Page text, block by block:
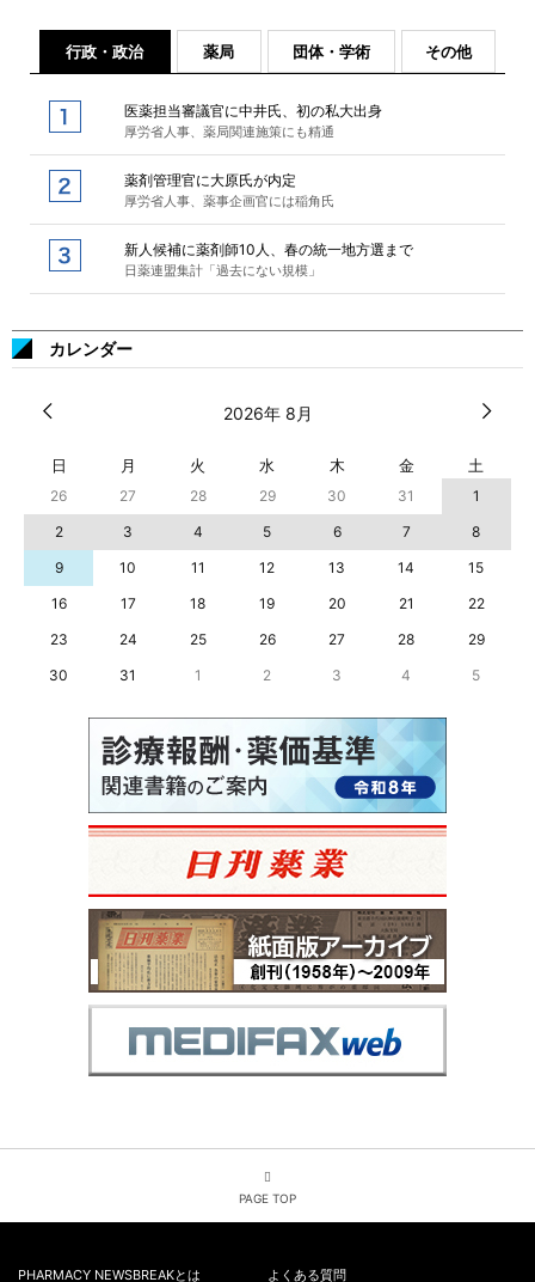
行政・政治 薬局 団体・学術 その他
医薬担当審議官に中井氏、初の私大出身
厚労省人事、薬局関連施策にも精通
薬剤管理官に大原氏が内定
厚労省人事、薬事企画官には稲角氏
新人候補に薬剤師10人、春の統一地方選まで
日薬連盟集計「過去にない規模」
カレンダー
2026年 8月
日 月 火 水 木 金 土
26 27 28 29 30 31
1
2
3 4 5 6 7
8
9
10 11 12 13 14
15
16
17 18 19 20 21
22
23
24 25 26 27 28
29
30
31 1 2 3 4 5
PAGE TOP
PHARMACY NEWSBREAKとは よくある質問